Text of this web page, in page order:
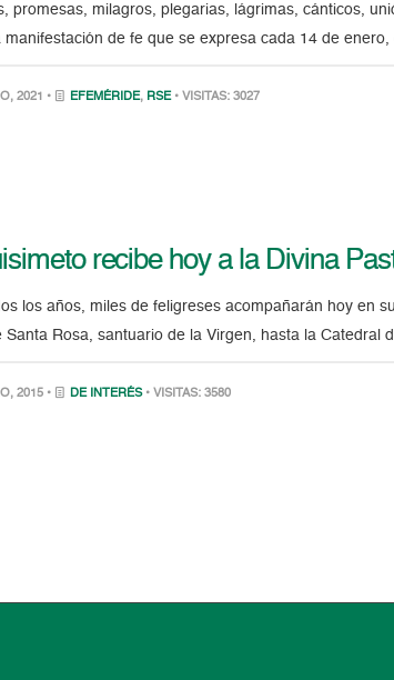
promesas, milagros, plegarias, lágrimas, cánticos,
manifestación de fe que se expresa cada 14 de
2021 • EFEMÉRIDE, RSE • VISITAS: 3027
recibe hoy a la Divina
los años, miles de feligreses acompañarán hoy en
Santa Rosa, santuario de la Virgen, hasta la Catedral
2015 • DE INTERÉS • VISITAS: 3580